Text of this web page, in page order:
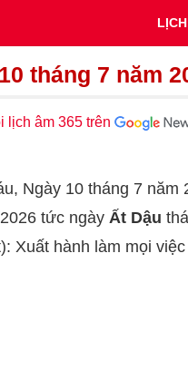
tháng 7 năm
lịch âm 365 trên
Ngày 10 tháng 7 năm
tức ngày Ất Dậu
Xuất hành làm mọi